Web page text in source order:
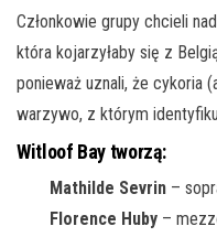
Członkowie grupy chcieli
która kojarzyłaby się z
ponieważ uznali, że cykoria
warzywo, z którym
Witloof Bay tworzą:
Mathilde Sevrin –
Florence Huby –